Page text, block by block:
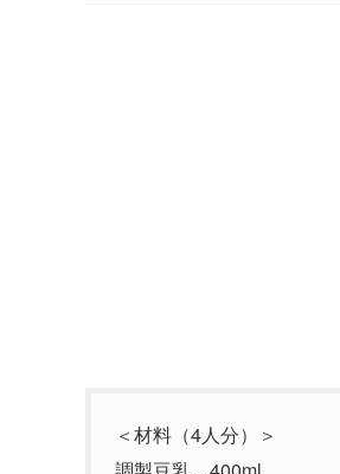
＜材料（4人分）＞